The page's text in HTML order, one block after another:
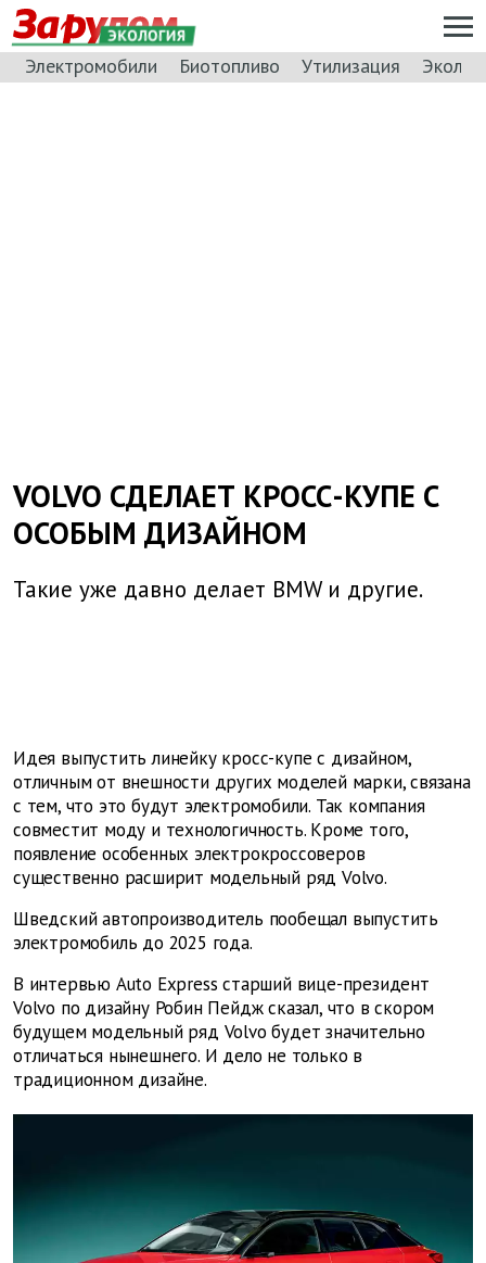
ЭКОЛОГИЯ
Электромобили Биотопливо Утилизация
VOLVO СДЕЛАЕТ КРОСС-КУПЕ С
ОСОБЫМ ДИЗАЙНОМ
Такие уже давно делает BMW и другие.
Идея выпустить линейку кросс-купе с дизайном,
отличным от внешности других моделей марки, связана
с тем, что это будут электромобили. Так компания
совместит моду и технологичность. Кроме того,
появление особенных электрокроссоверов
существенно расширит модельный ряд Volvo.
Шведский автопроизводитель пообещал выпустить
электромобиль до 2025 года.
В интервью Auto Express старший вице-президент
Volvo по дизайну Робин Пейдж сказал, что в скором
будущем модельный ряд Volvo будет значительно
отличаться нынешнего. И дело не только в
традиционном дизайне.